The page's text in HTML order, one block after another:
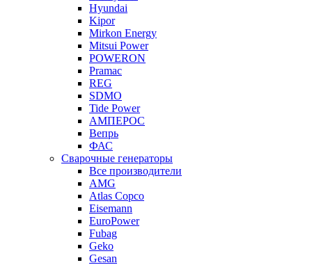
Hyundai
Kipor
Mirkon Energy
Mitsui Power
POWERON
Pramac
REG
SDMO
Tide Power
АМПЕРОС
Вепрь
ФАС
Сварочные генераторы
Все производители
AMG
Atlas Copco
Eisemann
EuroPower
Fubag
Geko
Gesan